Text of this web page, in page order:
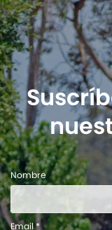
Nombre
Email *